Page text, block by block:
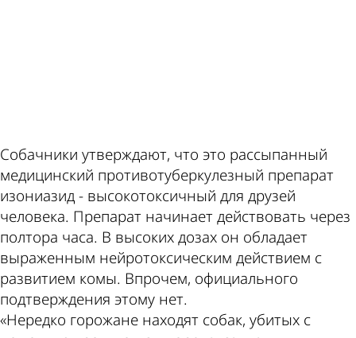
Собачники утверждают, что это рассыпанный
медицинский противотуберкулезный препарат
изониазид - высокотоксичный для друзей
человека. Препарат начинает действовать через
полтора часа. В высоких дозах он обладает
выраженным нейротоксическим действием с
развитием комы. Впрочем, официального
подтверждения этому нет.
«Нередко горожане находят собак, убитых с